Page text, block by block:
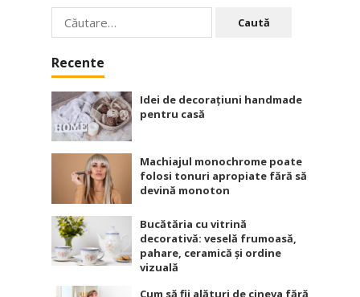
Caută
după:
Recente
Idei de decorațiuni handmade
pentru casă
Machiajul monochrome poate
folosi tonuri apropiate fără să
devină monoton
Bucătăria cu vitrină
decorativă: veselă frumoasă,
pahare, ceramică și ordine
vizuală
Cum să fii alături de cineva fără